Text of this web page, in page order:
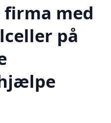
firma med
på